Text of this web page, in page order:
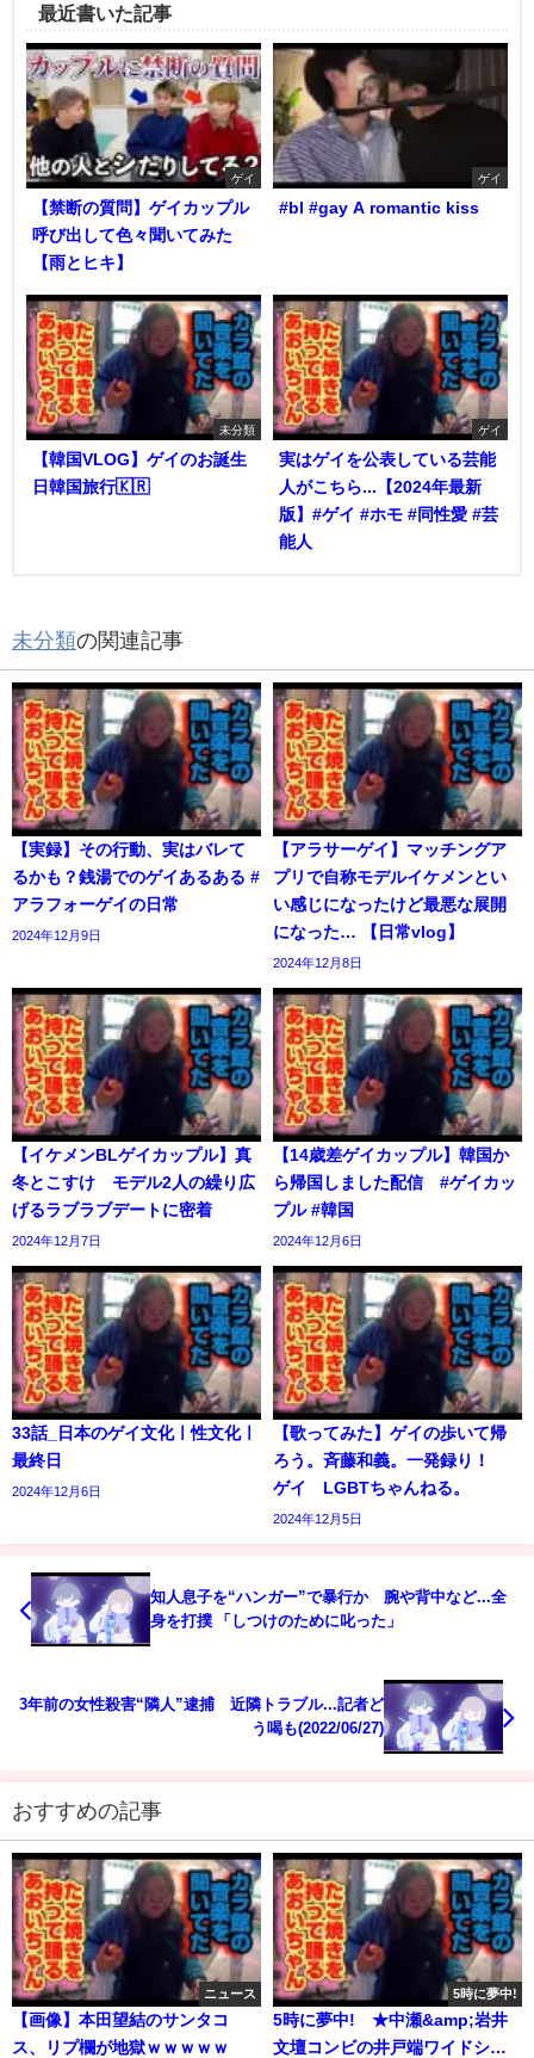
最近書いた記事
ゲイ
【禁断の質問】ゲイカップル
呼び出して色々聞いてみた
【雨とヒキ】
ゲイ
#bl #gay A romantic kiss
未分類
【韓国VLOG】ゲイのお誕生
日韓国旅行🇰🇷
ゲイ
実はゲイを公表している芸能
人がこちら...【2024年最新
版】#ゲイ #ホモ #同性愛 #芸
能人
未分類の関連記事
【実録】その行動、実はバレて
るかも？銭湯でのゲイあるある #
アラフォーゲイの日常
2024年12月9日
【アラサーゲイ】マッチングア
プリで自称モデルイケメンとい
い感じになったけど最悪な展開
になった… 【日常vlog】
2024年12月8日
【イケメンBLゲイカップル】真
冬とこすけ モデル2人の繰り広
げるラブラブデートに密着
2024年12月7日
【14歳差ゲイカップル】韓国か
ら帰国しました配信 #ゲイカッ
プル #韓国
2024年12月6日
33話_日本のゲイ文化ㅣ性文化ㅣ
最終日
2024年12月6日
【歌ってみた】ゲイの歩いて帰
ろう。斉藤和義。一発録り！
ゲイ LGBTちゃんねる。
2024年12月5日
知人息子を“ハンガー”で暴行か 腕や背中など...全
身を打撲 「しつけのために叱った」
3年前の女性殺害“隣人”逮捕 近隣トラブル...記者ど
う喝も(2022/06/27)
おすすめの記事
ニュース
【画像】本田望結のサンタコ
ス、リプ欄が地獄ｗｗｗｗｗ
5時に夢中!
5時に夢中! ★中瀬&amp;岩井
文壇コンビの井戸端ワイドショ